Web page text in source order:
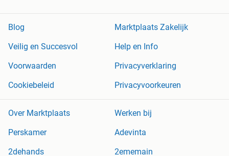
Blog
Marktplaats Zakelijk
Veilig en Succesvol
Help en Info
Voorwaarden
Privacyverklaring
Cookiebeleid
Privacyvoorkeuren
Over Marktplaats
Werken bij
Perskamer
Adevinta
2dehands
2ememain